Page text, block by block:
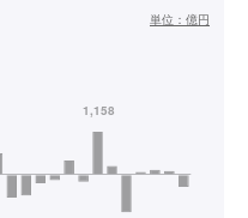
単位： 億円